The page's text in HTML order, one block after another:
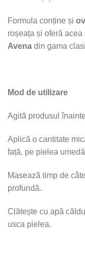
Formula conține și
roșeața și oferă
Avena din gama
Mod de utilizare
Agită produsul
Aplică o cantitate
față, pe pielea
Masează timp de
profundă.
Clătește cu apă
usca pielea.